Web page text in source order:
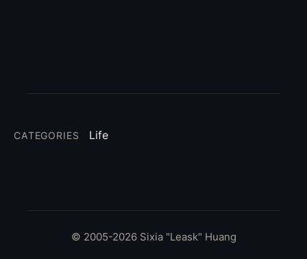
CATEGORIES Life
© 2005-2026 Sixia "Leask" Huang